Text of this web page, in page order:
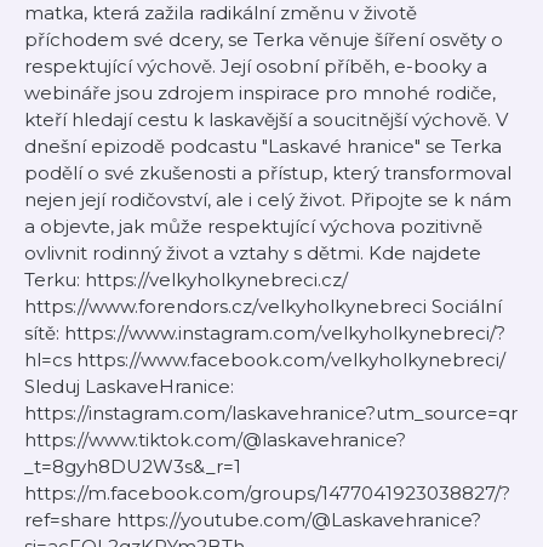
matka, která zažila radikální změnu v životě
příchodem své dcery, se Terka věnuje šíření osvěty o
respektující výchově. Její osobní příběh, e-booky a
webináře jsou zdrojem inspirace pro mnohé rodiče,
kteří hledají cestu k laskavější a soucitnější výchově. V
dnešní epizodě podcastu "Laskavé hranice" se Terka
podělí o své zkušenosti a přístup, který transformoval
nejen její rodičovství, ale i celý život. Připojte se k nám
a objevte, jak může respektující výchova pozitivně
ovlivnit rodinný život a vztahy s dětmi. Kde najdete
Terku: https://velkyholkynebreci.cz/
https://www.forendors.cz/velkyholkynebreci Sociální
sítě: https://www.instagram.com/velkyholkynebreci/?
hl=cs https://www.facebook.com/velkyholkynebreci/
Sleduj LaskaveHranice:
https://instagram.com/laskavehranice?utm_source=qr
https://www.tiktok.com/@laskavehranice?
_t=8gyh8DU2W3s&_r=1
https://m.facebook.com/groups/1477041923038827/?
ref=share https://youtube.com/@Laskavehranice?